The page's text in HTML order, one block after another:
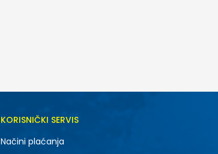
KORISNIČKI SERVIS
Načini plaćanja